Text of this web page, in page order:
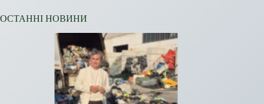
ОСТАННІ НОВИНИ